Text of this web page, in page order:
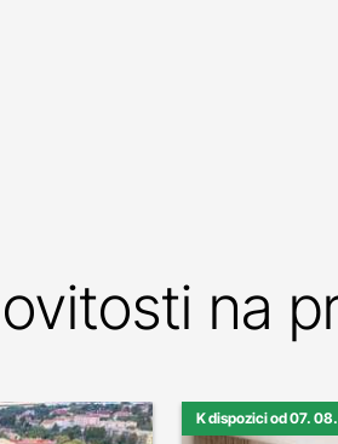
na
K dispozici od 07.